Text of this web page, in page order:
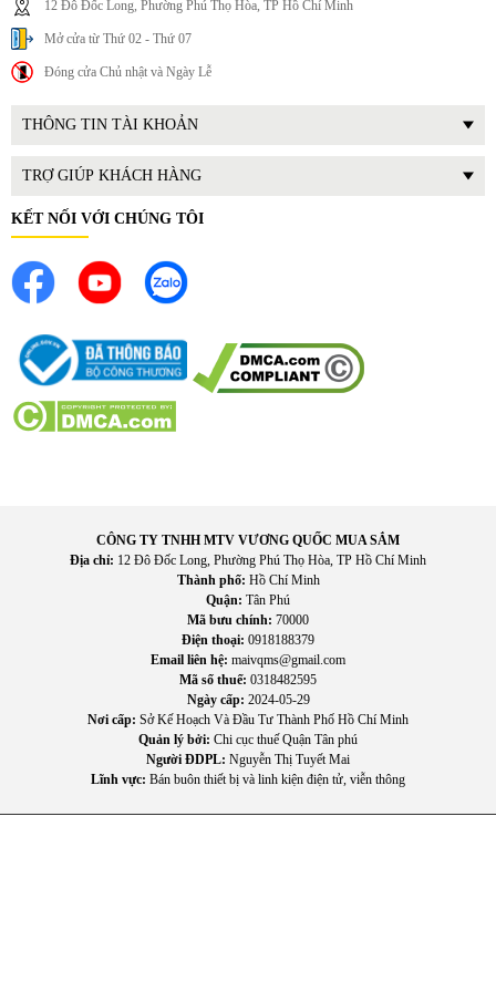
bảo dưỡng thiết bị trở nên đơn giản, nhanh chóng.
II. Tính năng nổi bật củaMáy hút bụi cầm tay Tefal
Flex 9.60 TY2039WO.
Không dây linh hoạt giúp bạn di chuyển hút bụi mọi ngóc
ngách trong nhà mà không vướng dây điện.
Công nghệ Flex 180° uốn cong linh hoạt dễ dàng làm sạch
dưới gầm giường, ghế sofa, tủ kệ mà không cần khom lưng.
Lực hút mạnh mẽ và ổn định giúp hút sạch bụi, lông vật nuôi
và mảnh vụn trên sàn cứng lẫn thảm.
Thiết kế nhẹ và cân đối giúp cầm nắm lâu mà không mỏi
12 Đô Đốc Long, Phường Phú Thọ Hòa, TP Hồ Chí Minh
Mở cửa từ Thứ 02 - Thứ 07
Đóng cửa Chủ nhật và Ngày Lễ
THÔNG TIN TÀI KHOẢN
TRỢ GIÚP KHÁCH HÀNG
KẾT NỐI VỚI CHÚNG TÔI
CÔNG TY TNHH MTV VƯƠNG QUỐC MUA SẮM
Địa chỉ: 12 Đô Đốc Long, Phường Phú Thọ Hòa, TP Hồ Chí Minh
Thành phố: Hồ Chí Minh
Quận: Tân Phú
Mã bưu chính: 70000
Điện thoại: 0918188379
Email liên hệ: maivqms@gmail.com
Mã số thuế: 0318482595
Ngày cấp: 2024-05-29
Nơi cấp: Sở Kế Hoạch Và Đầu Tư Thành Phố Hồ Chí Minh
Quản lý bởi: Chi cục thuế Quận Tân phú
Người ĐDPL: Nguyễn Thị Tuyết Mai
Lĩnh vực: Bán buôn thiết bị và linh kiện điện tử, viễn thông